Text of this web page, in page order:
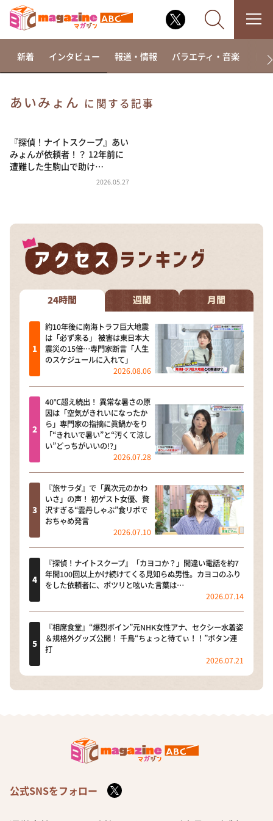
相席食堂
これ余談なんですけど・・・
～人生密着トークバラエティ！～ やすとものいたっ
河合＆A.B.C-Z塚田×福井アナ「なんでやねん！？」
（news おかえり）
DAIGOも台所 ～きょうの献立 何にする？～
本日はダイアンなり！シーズン２
朝だ！生です旅サラダ
教えて！ニュースライブ 正義のミカタ
ＬＩＦＥ～夢のカタチ～
新婚さんいらっしゃい！
ポツンと一軒家
ザキ山小屋本館
ぺこぱのまるスポ
新着 インタビュー 報道・情報 バラエティ・音楽 ド
あいみょん に関する記事
『探偵！ナイトスクープ』あい
みょんが依頼者！？ 12年前に
遭難した生駒山で助け…
2026.05.27
24時間 週間 月間
約10年後に南海トラフ巨大地震
は「必ず来る」 被害は東日本大
震災の15倍…専門家断言「人生
のスケジュールに入れて」
2026.08.06
40℃超え続出！ 異常な暑さの原
因は「空気がきれいになったか
ら」専門家の指摘に眞鍋かをり
「“きれいで暑い”と“汚くて涼し
い”どっちがいいの!?」
2026.07.28
『旅サラダ』で「異次元のかわ
いさ」の声！ 初ゲスト女優、贅
沢すぎる“雲丹しゃぶ”食リポで
おちゃめ発言
2026.07.10
『探偵！ナイトスクープ』「カヨコか？」間違い電話を約7
年間100回以上かけ続けてくる見知らぬ男性。カヨコのふり
をした依頼者に、ポツリと呟いた言葉は…
2026.07.14
『相席食堂』“爆烈ボイン”元NHK女性アナ、セクシー水着姿
＆規格外グッズ公開！ 千鳥“ちょっと待てぃ！！”ボタン連
打
2026.07.21
公式SNSをフォロー